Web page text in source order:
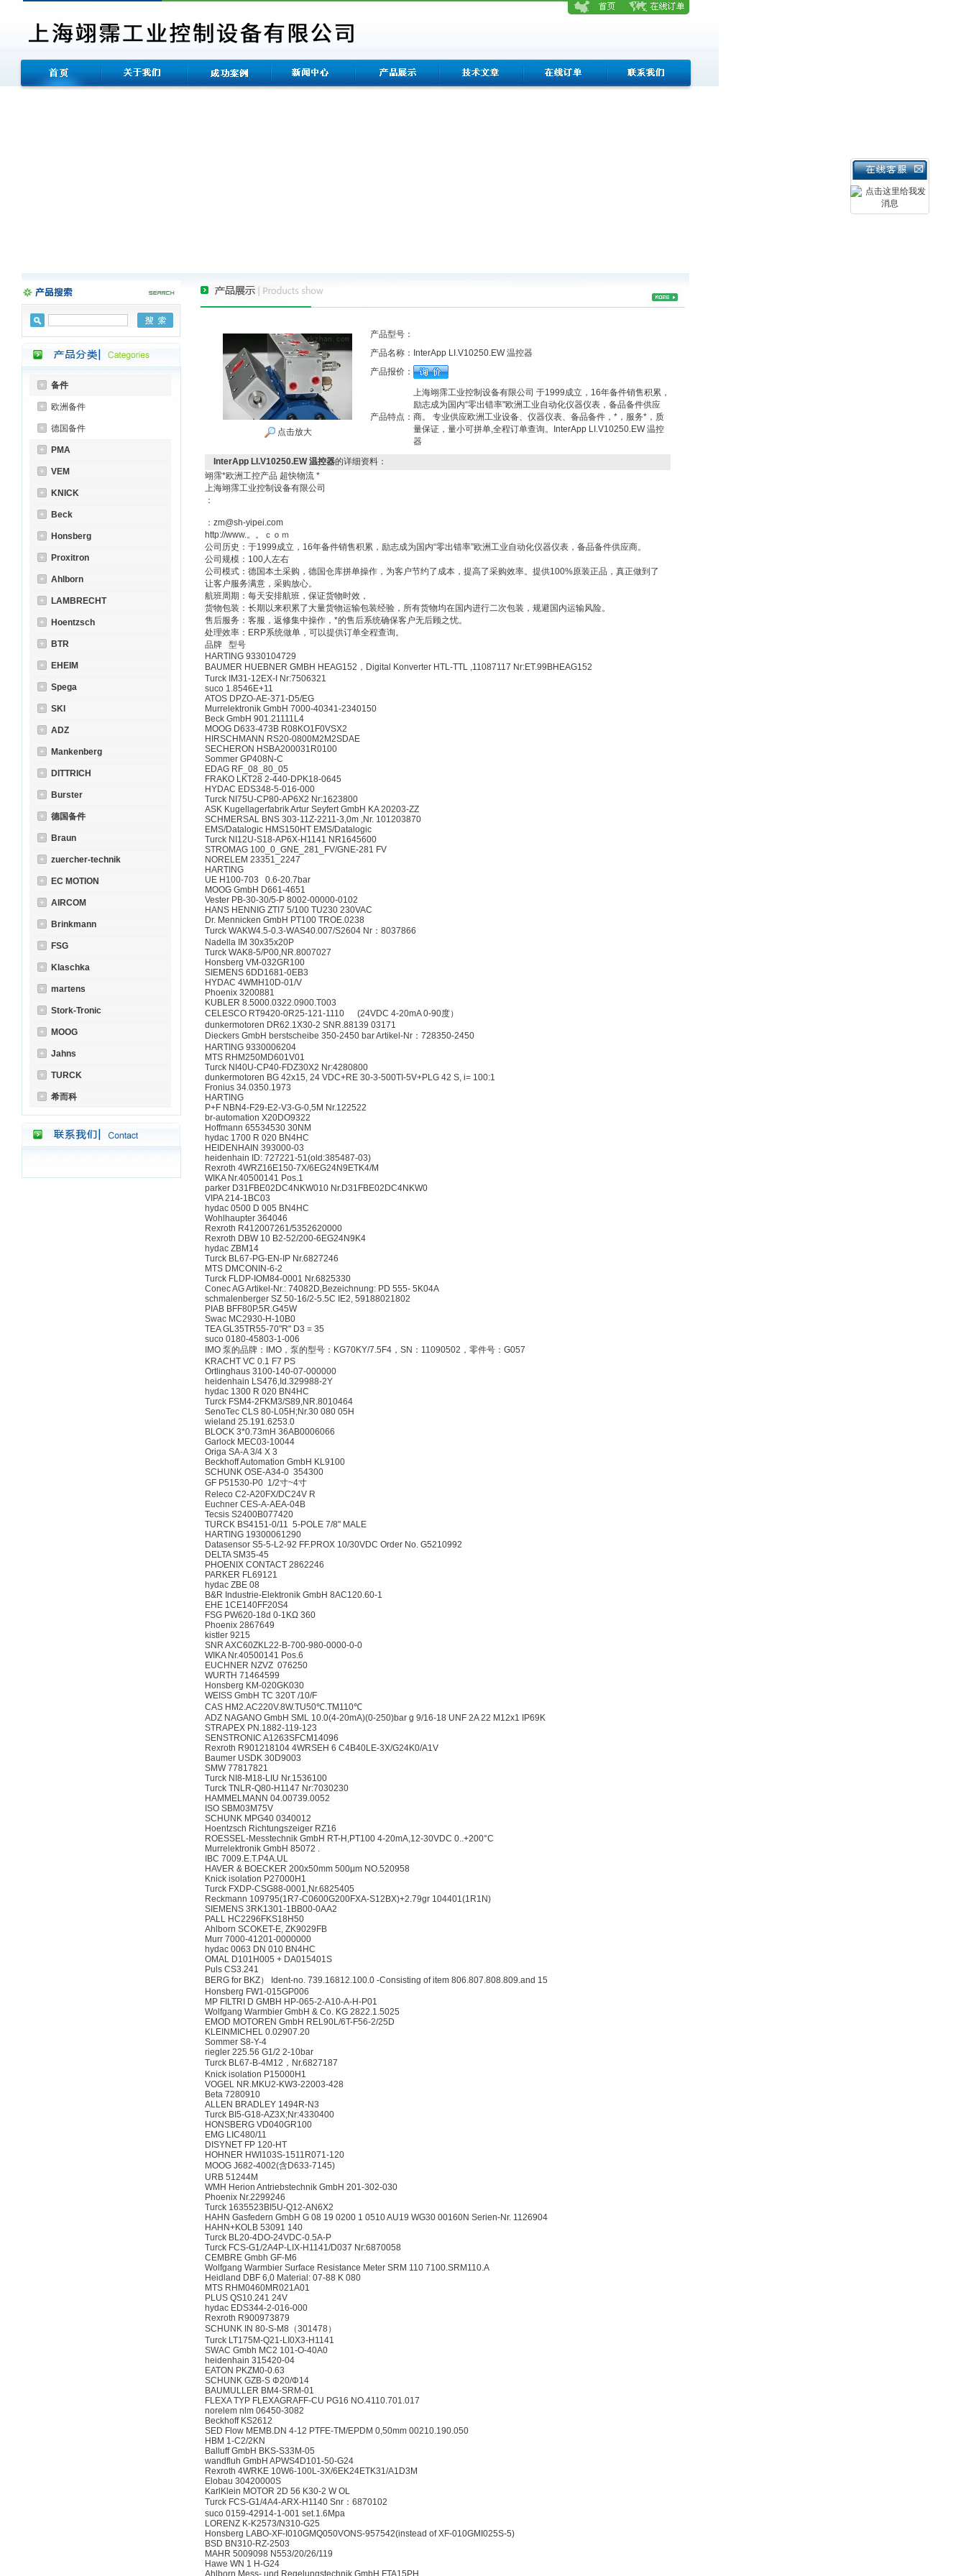
备件
欧洲备件
德国备件
PMA
VEM
KNICK
Beck
Honsberg
Proxitron
Ahlborn
LAMBRECHT
Hoentzsch
BTR
EHEIM
Spega
SKI
ADZ
Mankenberg
DITTRICH
Burster
德国备件
Braun
zuercher-technik
EC MOTION
AIRCOM
Brinkmann
FSG
Klaschka
martens
Stork-Tronic
MOOG
Jahns
TURCK
希而科
点击放大
产品型号：
产品名称： InterApp LI.V10250.EW 温控器
产品报价：
产品特点：
上海翊霈工业控制设备有限公司 于1999成立，16年备件销售积累，
励志成为国内“零出错率"欧洲工业自动化仪器仪表，备品备件供应
商。 专业供应欧洲工业设备、仪器仪表、备品备件，*，服务*，质
量保证，量小可拼单,全程订单查询。InterApp LI.V10250.EW 温控
器
InterApp LI.V10250.EW 温控器的详细资料：
翊霈*欧洲工控产品 超快物流 *
上海翊霈工业控制设备有限公司
：
：zm@sh-yipei.com
http://www.。。ｃｏｍ
公司历史：于1999成立，16年备件销售积累，励志成为国内“零出错率”欧洲工业自动化仪器仪表，备品备件供应商。
公司规模：100人左右
公司模式：德国本土采购，德国仓库拼单操作，为客户节约了成本，提高了采购效率。提供100%原装正品，真正做到了
让客户服务满意，采购放心。
航班周期：每天安排航班，保证货物时效，
货物包装：长期以来积累了大量货物运输包装经验，所有货物均在国内进行二次包装，规避国内运输风险。
售后服务：客服，返修集中操作，*的售后系统确保客户无后顾之忧。
处理效率：ERP系统做单，可以提供订单全程查询。
品牌 型号
HARTING 9330104729
BAUMER HUEBNER GMBH HEAG152，Digital Konverter HTL-TTL ,11087117 Nr:ET.99BHEAG152
Turck IM31-12EX-I Nr:7506321
suco 1.8546E+11
ATOS DPZO-AE-371-D5/EG
Murrelektronik GmbH 7000-40341-2340150
Beck GmbH 901.21111L4
MOOG D633-473B R08KO1F0VSX2
HIRSCHMANN RS20-0800M2M2SDAE
SECHERON HSBA200031R0100
Sommer GP408N-C
EDAG RF_08_80_05
FRAKO LKT28 2-440-DPK18-0645
HYDAC EDS348-5-016-000
Turck NI75U-CP80-AP6X2 Nr:1623800
ASK Kugellagerfabrik Artur Seyfert GmbH KA 20203-ZZ
SCHMERSAL BNS 303-11Z-2211-3,0m ,Nr. 101203870
EMS/Datalogic HMS150HT EMS/Datalogic
Turck NI12U-S18-AP6X-H1141 NR1645600
STROMAG 100_0_GNE_281_FV/GNE-281 FV
NORELEM 23351_2247
HARTING
UE H100-703 0.6-20.7bar
MOOG GmbH D661-4651
Vester PB-30-30/5-P 8002-00000-0102
HANS HENNIG ZTI7 5/100 TU230 230VAC
Dr. Mennicken GmbH PT100 TROE.0238
Turck WAKW4.5-0.3-WAS40.007/S2604 Nr：8037866
Nadella IM 30x35x20P
Turck WAK8-5/P00,NR.8007027
Honsberg VM-032GR100
SIEMENS 6DD1681-0EB3
HYDAC 4WMH10D-01/V
Phoenix 3200881
KUBLER 8.5000.0322.0900.T003
CELESCO RT9420-0R25-121-1110 (24VDC 4-20mA 0-90度）
dunkermotoren DR62.1X30-2 SNR.88139 03171
Dieckers GmbH berstscheibe 350-2450 bar Artikel-Nr：728350-2450
HARTING 9330006204
MTS RHM250MD601V01
Turck NI40U-CP40-FDZ30X2 Nr:4280800
dunkermotoren BG 42x15, 24 VDC+RE 30-3-500TI-5V+PLG 42 S, i= 100:1
Fronius 34.0350.1973
HARTING
P+F NBN4-F29-E2-V3-G-0,5M Nr.122522
br-automation X20DO9322
Hoffmann 65534530 30NM
hydac 1700 R 020 BN4HC
HEIDENHAIN 393000-03
heidenhain ID: 727221-51(old:385487-03)
Rexroth 4WRZ16E150-7X/6EG24N9ETK4/M
WIKA Nr.40500141 Pos.1
parker D31FBE02DC4NKW010 Nr.D31FBE02DC4NKW0
VIPA 214-1BC03
hydac 0500 D 005 BN4HC
Wohlhaupter 364046
Rexroth R412007261/5352620000
Rexroth DBW 10 B2-52/200-6EG24N9K4
hydac ZBM14
Turck BL67-PG-EN-IP Nr.6827246
MTS DMCONIN-6-2
Turck FLDP-IOM84-0001 Nr.6825330
Conec AG Artikel-Nr.: 74082D,Bezeichnung: PD 555- 5K04A
schmalenberger SZ 50-16/2-5.5C IE2, 59188021802
PIAB BFF80P.5R.G45W
Swac MC2930-H-10B0
TEA GL35TR55-70"R" D3 = 35
suco 0180-45803-1-006
IMO 泵的品牌：IMO，泵的型号：KG70KY/7.5F4，SN：11090502，零件号：G057
KRACHT VC 0.1 F7 PS
Ortlinghaus 3100-140-07-000000
heidenhain LS476,Id.329988-2Y
hydac 1300 R 020 BN4HC
Turck FSM4-2FKM3/S89,NR.8010464
SenoTec CLS 80-L05H;Nr.30 080 05H
wieland 25.191.6253.0
BLOCK 3*0.73mH 36AB0006066
Garlock MEC03-10044
Origa SA-A 3/4 X 3
Beckhoff Automation GmbH KL9100
SCHUNK OSE-A34-0 354300
GF P51530-P0 1/2寸~4寸
Releco C2-A20FX/DC24V R
Euchner CES-A-AEA-04B
Tecsis S2400B077420
TURCK BS4151-0/11 5-POLE 7/8" MALE
HARTING 19300061290
Datasensor S5-5-L2-92 FF.PROX 10/30VDC Order No. G5210992
DELTA SM35-45
PHOENIX CONTACT 2862246
PARKER FL69121
hydac ZBE 08
B&R Industrie-Elektronik GmbH 8AC120.60-1
EHE 1CE140FF20S4
FSG PW620-18d 0-1KΩ 360
Phoenix 2867649
kistler 9215
SNR AXC60ZKL22-B-700-980-0000-0-0
WIKA Nr.40500141 Pos.6
EUCHNER NZVZ 076250
WURTH 71464599
Honsberg KM-020GK030
WEISS GmbH TC 320T /10/F
CAS HM2.AC220V.8W.TU50℃.TM110℃
ADZ NAGANO GmbH SML 10.0(4-20mA)(0-250)bar g 9/16-18 UNF 2A 22 M12x1 IP69K
STRAPEX PN.1882-119-123
SENSTRONIC A1263SFCM14096
Rexroth R901218104 4WRSEH 6 C4B40LE-3X/G24K0/A1V
Baumer USDK 30D9003
SMW 77817821
Turck NI8-M18-LIU Nr.1536100
Turck TNLR-Q80-H1147 Nr:7030230
HAMMELMANN 04.00739.0052
ISO SBM03M75V
SCHUNK MPG40 0340012
Hoentzsch Richtungszeiger RZ16
ROESSEL-Messtechnik GmbH RT-H,PT100 4-20mA,12-30VDC 0..+200°C
Murrelektronik GmbH 85072 .
IBC 7009.E.T.P4A.UL
HAVER & BOECKER 200x50mm 500μm NO.520958
Knick isolation P27000H1
Turck FXDP-CSG88-0001,Nr.6825405
Reckmann 109795(1R7-C0600G200FXA-S12BX)+2.79gr 104401(1R1N)
SIEMENS 3RK1301-1BB00-0AA2
PALL HC2296FKS18H50
Ahlborn SCOKET-E, ZK9029FB
Murr 7000-41201-0000000
hydac 0063 DN 010 BN4HC
OMAL D101H005 + DA015401S
Puls CS3.241
BERG for BKZ） Ident-no. 739.16812.100.0 -Consisting of item 806.807.808.809.and 15
Honsberg FW1-015GP006
MP FILTRI D GMBH HP-065-2-A10-A-H-P01
Wolfgang Warmbier GmbH & Co. KG 2822.1.5025
EMOD MOTOREN GmbH REL90L/6T-F56-2/25D
KLEINMICHEL 0.02907.20
Sommer S8-Y-4
riegler 225.56 G1/2 2-10bar
Turck BL67-B-4M12，Nr.6827187
Knick isolation P15000H1
VOGEL NR.MKU2-KW3-22003-428
Beta 7280910
ALLEN BRADLEY 1494R-N3
Turck BI5-G18-AZ3X;Nr:4330400
HONSBERG VD040GR100
EMG LIC480/11
DISYNET FP 120-HT
HOHNER HWI103S-1511R071-120
MOOG J682-4002(含D633-7145)
URB 51244M
WMH Herion Antriebstechnik GmbH 201-302-030
Phoenix Nr.2299246
Turck 1635523BI5U-Q12-AN6X2
HAHN Gasfedern GmbH G 08 19 0200 1 0510 AU19 WG30 00160N Serien-Nr. 1126904
HAHN+KOLB 53091 140
Turck BL20-4DO-24VDC-0.5A-P
Turck FCS-G1/2A4P-LIX-H1141/D037 Nr:6870058
CEMBRE Gmbh GF-M6
Wolfgang Warmbier Surface Resistance Meter SRM 110 7100.SRM110.A
Heidland DBF 6,0 Material: 07-88 K 080
MTS RHM0460MR021A01
PLUS QS10.241 24V
hydac EDS344-2-016-000
Rexroth R900973879
SCHUNK IN 80-S-M8（301478）
Turck LT175M-Q21-LI0X3-H1141
SWAC Gmbh MC2 101-O-40A0
heidenhain 315420-04
EATON PKZM0-0.63
SCHUNK GZB-S Φ20/Φ14
BAUMULLER BM4-SRM-01
FLEXA TYP FLEXAGRAFF-CU PG16 NO.4110.701.017
norelem nlm 06450-3082
Beckhoff KS2612
SED Flow MEMB.DN 4-12 PTFE-TM/EPDM 0,50mm 00210.190.050
HBM 1-C2/2KN
Balluff GmbH BKS-S33M-05
wandfluh GmbH APWS4D101-50-G24
Rexroth 4WRKE 10W6-100L-3X/6EK24ETK31/A1D3M
Elobau 30420000S
KarlKlein MOTOR 2D 56 K30-2 W OL
Turck FCS-G1/4A4-ARX-H1140 Snr：6870102
suco 0159-42914-1-001 set.1.6Mpa
LORENZ K-K2573/N310-G25
Honsberg LABO-XF-I010GMQ050VONS-957542(instead of XF-010GMI025S-5)
BSD BN310-RZ-2503
MAHR 5009098 N553/20/26/119
Hawe WN 1 H-G24
Ahlborn Mess- und Regelungstechnik GmbH FTA15PH